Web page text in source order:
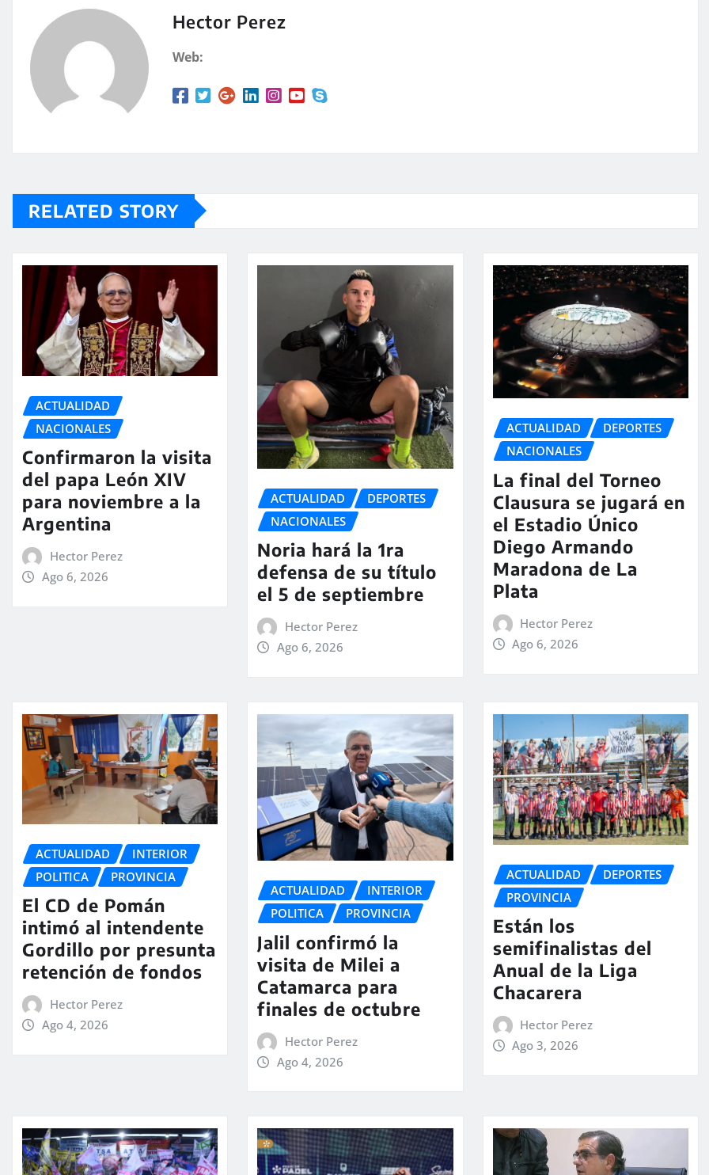
A
p
rt
Hector Perez
Web:
RELATED STORY
ACTUALIDAD
NACIONALES
Confirmaron la visita
del papa León XIV
para noviembre a la
Argentina
Hector Perez
Ago 6, 2026
ACTUALIDAD
DEPORTES
NACIONALES
Noria hará la 1ra
defensa de su título
el 5 de septiembre
Hector Perez
Ago 6, 2026
ACTUALIDAD
DEPORTES
NACIONALES
La final del Torneo
Clausura se jugará en
el Estadio Único
Diego Armando
Maradona de La
Plata
Hector Perez
Ago 6, 2026
ACTUALIDAD
INTERIOR
POLITICA
PROVINCIA
El CD de Pomán
intimó al intendente
Gordillo por presunta
retención de fondos
Hector Perez
Ago 4, 2026
ACTUALIDAD
INTERIOR
POLITICA
PROVINCIA
Jalil confirmó la
visita de Milei a
Catamarca para
finales de octubre
Hector Perez
Ago 4, 2026
ACTUALIDAD
DEPORTES
PROVINCIA
Están los
semifinalistas del
Anual de la Liga
Chacarera
Hector Perez
Ago 3, 2026